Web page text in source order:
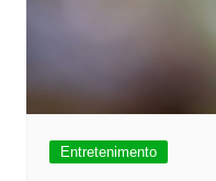
Entretenimento